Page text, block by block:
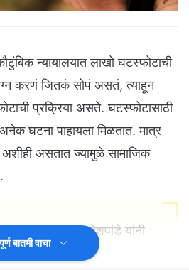
न्यायालयात लाखो घटस्फोटाची
करणं जितकं सोपं असतं, त्याहून
प्रक्रिया असते. घटस्फोटासाठी
अनेक घटना पाहायला मिळतात. मात्र
असतात ज्यामुळे सामाजिक
अॅड. मधुरा देशपांडे यांनी
मांडली. यामध्ये एका
बातमी वाचा